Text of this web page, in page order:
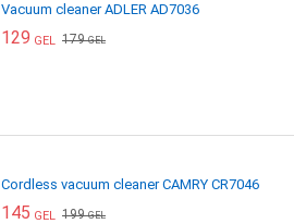
Vacuum cleaner ADLER AD7036
129 GEL 179GEL
Cordless vacuum cleaner CAMRY CR7046
145 GEL 199GEL